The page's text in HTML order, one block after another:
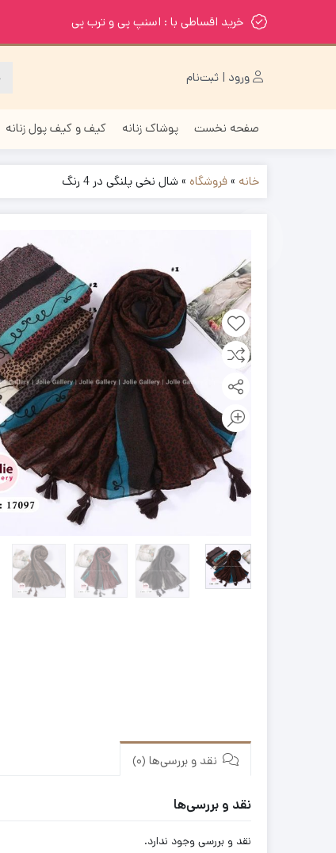
خرید اقساطی با : اسنپ پی و ترب پی
ورود | ثبت‌نام
صفحه نخست پوشاک زنانه کیف و کیف پول زنانه
خانه »فروشگاه »شال نخی پلنگی در 4 رنگ
نقد و بررسی‌ها (0)
نقد و بررسی‌ها
نقد و بررسی وجود ندارد.